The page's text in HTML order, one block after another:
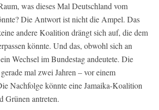
was dieses Mal Deutschland vom
Die Antwort ist nicht die Ampel. Das
andere Koalition drängt sich auf, die dem
könnte. Und das, obwohl sich an
Wechsel im Bundestag andeutete. Die
mal zwei Jahren – vor einem
Nachfolge könnte eine Jamaika-Koalition
Grünen antreten.